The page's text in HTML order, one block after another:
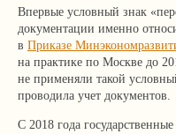
Впервые условный знак
документации именно
в Приказе
на практике по Москве до
не применяли такой
проводила учет документов.
С 2018 года